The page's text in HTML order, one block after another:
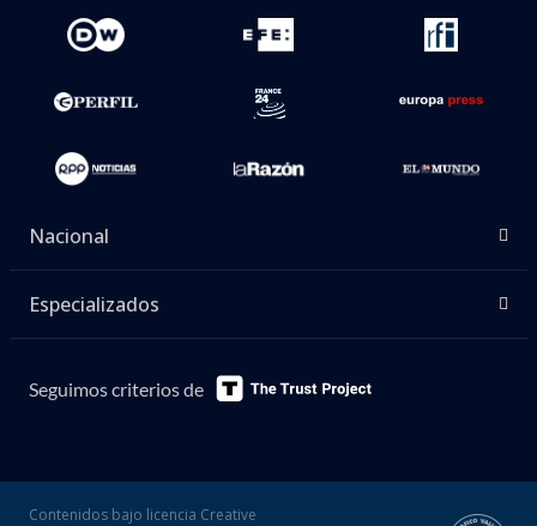
Nacional
Especializados
Seguimos criterios de
Contenidos bajo licencia Creative